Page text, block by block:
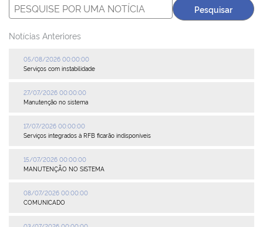
Auxiliares de Comércio
Contato
Notícias Anteriores
05/08/2026 00:00:00
Serviços com instabilidade
27/07/2026 00:00:00
Manutenção no sistema
17/07/2026 00:00:00
Serviços integrados à RFB ficarão indisponíveis
15/07/2026 00:00:00
MANUTENÇÃO NO SISTEMA
08/07/2026 00:00:00
COMUNICADO